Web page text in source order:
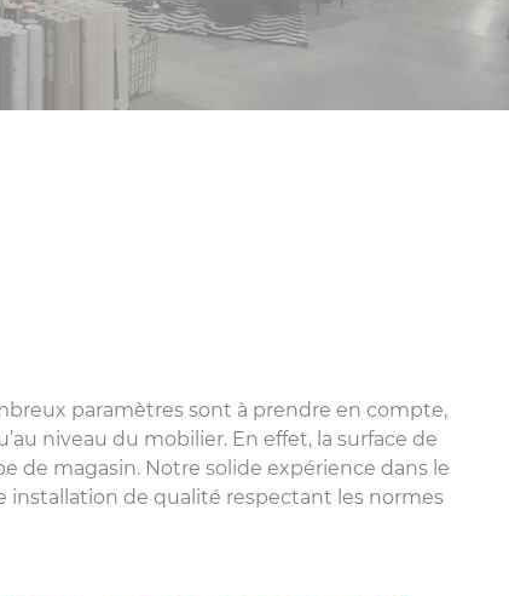
paramètres sont à prendre en compte,
niveau du mobilier. En effet, la surface de
de magasin. Notre solide expérience dans le
installation de qualité respectant les normes